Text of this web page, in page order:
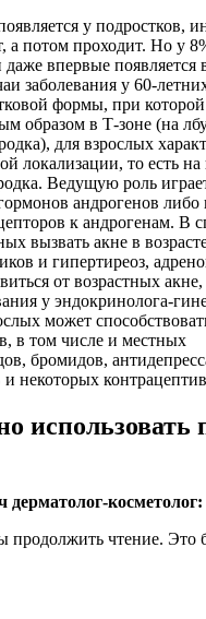
у подростков,
а потом проходит. Но у
даже впервые появляется
заболевания у 60-
формы, при
образом в Т-зоне (на
для взрослых
локализации, то есть
Ведущую роль
андрогенов
к андрогенам. В
вызвать акне в
и гипертиреоз,
от возрастных акне,
у эндокринолога-
может
в том числе и местных
бромидов,
некоторых
использовать
косметолог:
продолжить чтение. Это